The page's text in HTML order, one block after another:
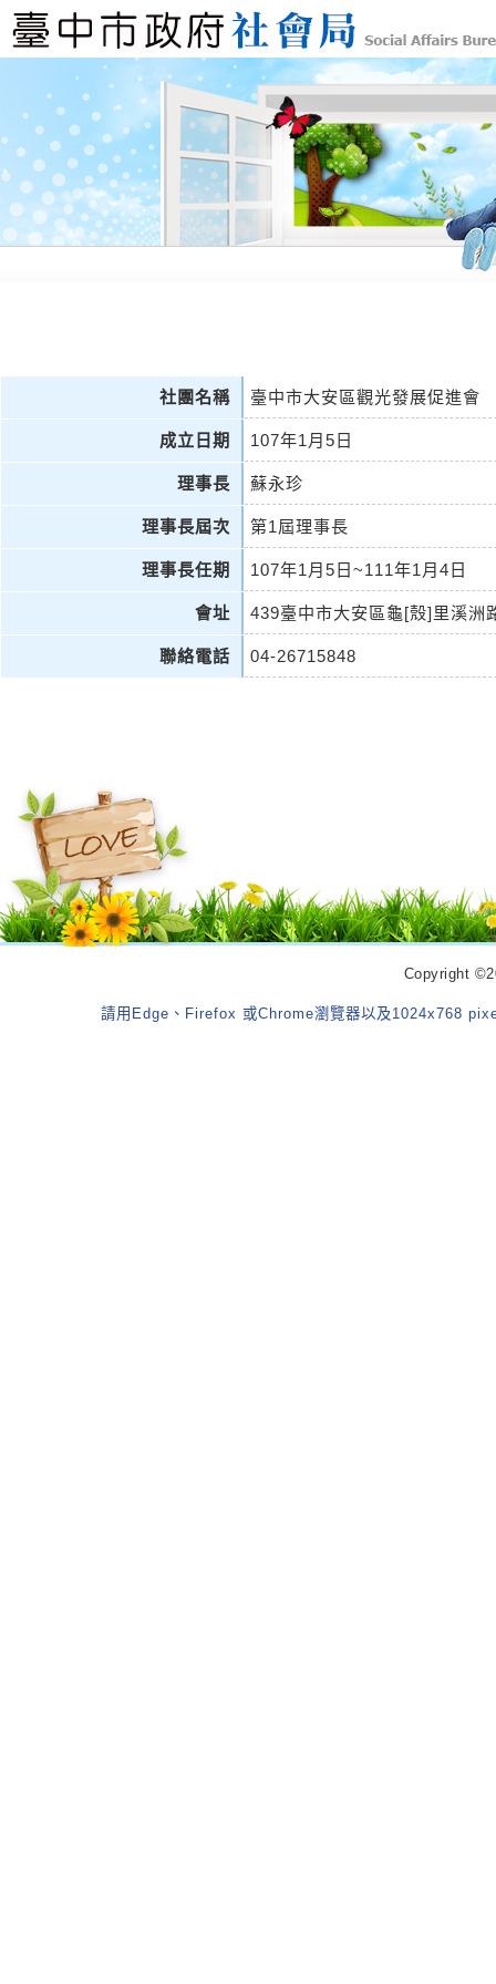
社團名稱 臺中市大安區觀光發展促進會
成立日期 107年1月5日
理事長 蘇永珍
理事長屆次 第1屆理事長
理事長任期 107年1月5日~111年1月4日
會址 439臺中市大安區龜[殼]里溪洲
聯絡電話 04-26715848
Copyright
請用Edge、Firefox 或Chrome瀏覽器以及1024x768